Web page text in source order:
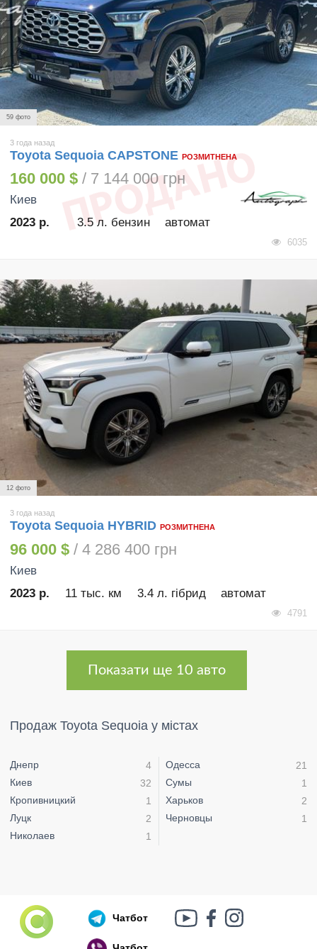
59 фото
3 года назад
Toyota Sequoia CAPSTONE РОЗМИТНЕНА
160 000 $ / 7 144 000 грн
Киев
2023 р.
3.5 л. бензин автомат
6035
12 фото
3 года назад
Toyota Sequoia HYBRID РОЗМИТНЕНА
96 000 $ / 4 286 400 грн
Киев
2023 р.
11 тыс. км 3.4 л. гібрид автомат
4791
Показати ще 10 авто
Продаж Toyota Sequoia у містах
Днепр
4
Киев
32
Кропивницкий
1
Луцк
2
Николаев
1
Одесса
21
Сумы
1
Харьков
2
Черновцы
1
Чатбот